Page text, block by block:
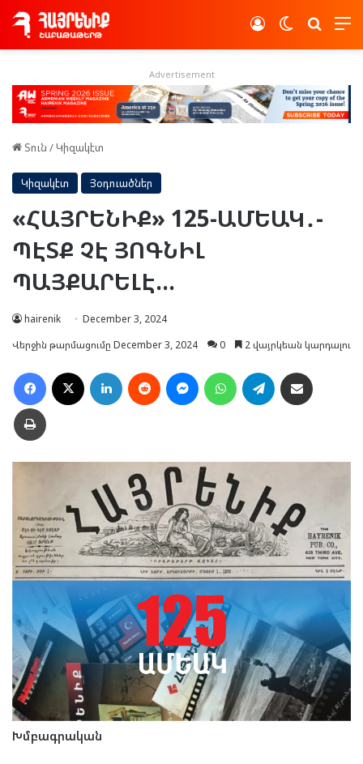
Switch skin
Log In
Advertisement
Տուն /Կիզակէտ
Կիզակէտ Յօդուածներ
«ՀԱՅՐԵՆԻՔ» 125-ԱՄԵԱԿ․-
ՊԷՏՔ ՉԷ ՅՈԳՆԻԼ
ՊԱՅՔԱՐԵԼԷ…
hairenik
December 3, 2024
Վերջին թարմացումը December 3, 2024
0 2 վայրկեան կարդալու
Facebook LinkedIn Reddit MessengerWhatsAppTelegram
Տպել
Խմբագրական